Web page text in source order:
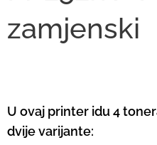
zamjenski
U ovaj printer idu 4
dvije varijante: